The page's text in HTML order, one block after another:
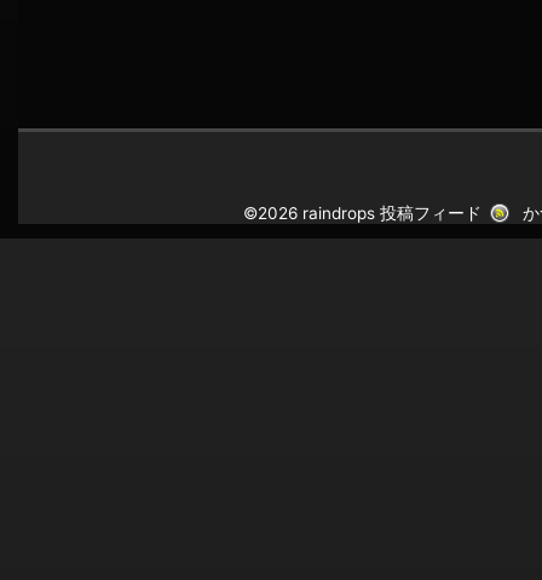
©2026 raindrops投稿フィード